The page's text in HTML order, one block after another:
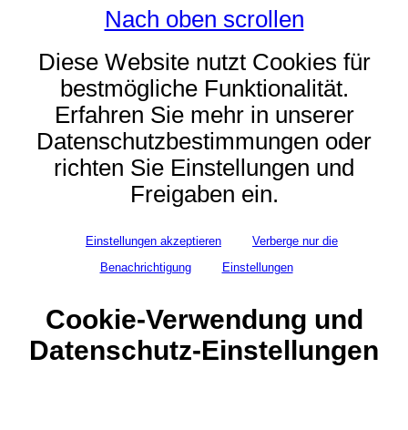
Nach oben scrollen
Diese Website nutzt Cookies für
bestmögliche Funktionalität.
Erfahren Sie mehr in unserer
Datenschutzbestimmungen oder
richten Sie Einstellungen und
Freigaben ein.
Einstellungen akzeptieren
Verberge nur die
Benachrichtigung
Einstellungen
Cookie-Verwendung und
Datenschutz-Einstellungen